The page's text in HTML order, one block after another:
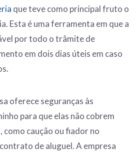
que teve como principal fruto o
Esta é uma ferramenta em que a
por todo o trâmite de
em dois dias úteis em caso
oferece seguranças às
para que elas não cobrem
caução ou fiador no
de aluguel. A empresa